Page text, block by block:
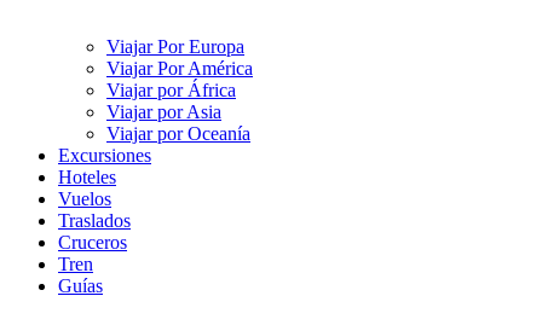
Viajar Por Europa
Viajar Por América
Viajar por África
Viajar por Asia
Viajar por Oceanía
Excursiones
Hoteles
Vuelos
Traslados
Cruceros
Tren
Guías